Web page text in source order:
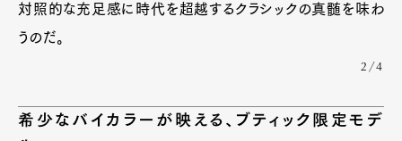
対照的な充足感に時代を超越するクラシックの真髄を味わ
うのだ。
2/4
希少なバイカラーが映える、ブティック限定モデ